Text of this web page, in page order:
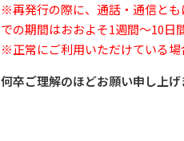
※再発行の際に、通話・通信と
での期間はおおよそ1週間～10日
※正常にご利用いただけている場
何卒ご理解のほどお願い申し上げ